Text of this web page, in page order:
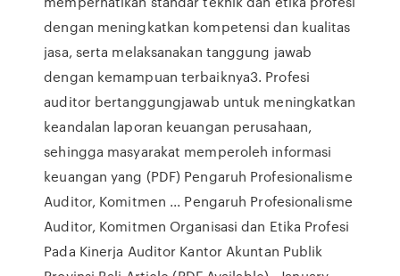
dengan meningkatkan kompetensi dan kualitas
jasa, serta melaksanakan tanggung jawab
dengan kemampuan terbaiknya3. Profesi
auditor bertanggungjawab untuk meningkatkan
keandalan laporan keuangan perusahaan,
sehingga masyarakat memperoleh informasi
keuangan yang (PDF) Pengaruh Profesionalisme
Auditor, Komitmen ... Pengaruh Profesionalisme
Auditor, Komitmen Organisasi dan Etika Profesi
Pada Kinerja Auditor Kantor Akuntan Publik